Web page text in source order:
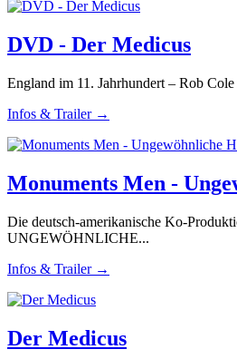
DVD - Der Medicus
England im 11. Jahrhundert – Rob
Infos & Trailer →
Monuments Men -
Die deutsch-amerikanische Ko-
UNGEWÖHNLICHE...
Infos & Trailer →
Der Medicus